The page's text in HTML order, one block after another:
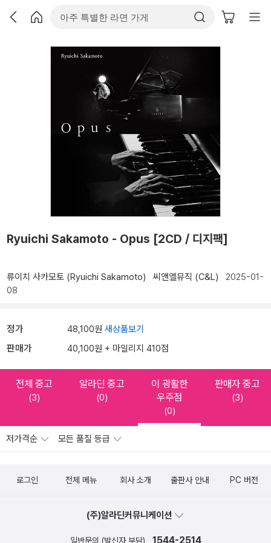
Ryuichi Sakamoto - Opus [2CD / 디지팩]
류이치 사카모토 (Ryuichi Sakamoto) 씨앤엘뮤직 (C&L) 2025-01-
08
정가 48,100원 새상품보기
판매가 40,100원 + 마일리지 410점
전체 중고
(3)
알라딘 중고
(0)
이 광활한
우주점
(0)
판매자 중고
(3)
저가격순 모든 품질 등급
로그인 전체 메뉴 회사 소개 출판사 안내 PC 버전
(주)알라딘커뮤니케이션
일반문의 (발신자 부담) 1544-2514